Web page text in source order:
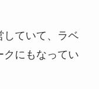
していて、ラベ
クにもなってい